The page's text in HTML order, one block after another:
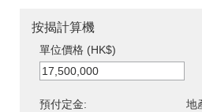
按揭計算機
單位價格 (HK$)
預付定金:
地